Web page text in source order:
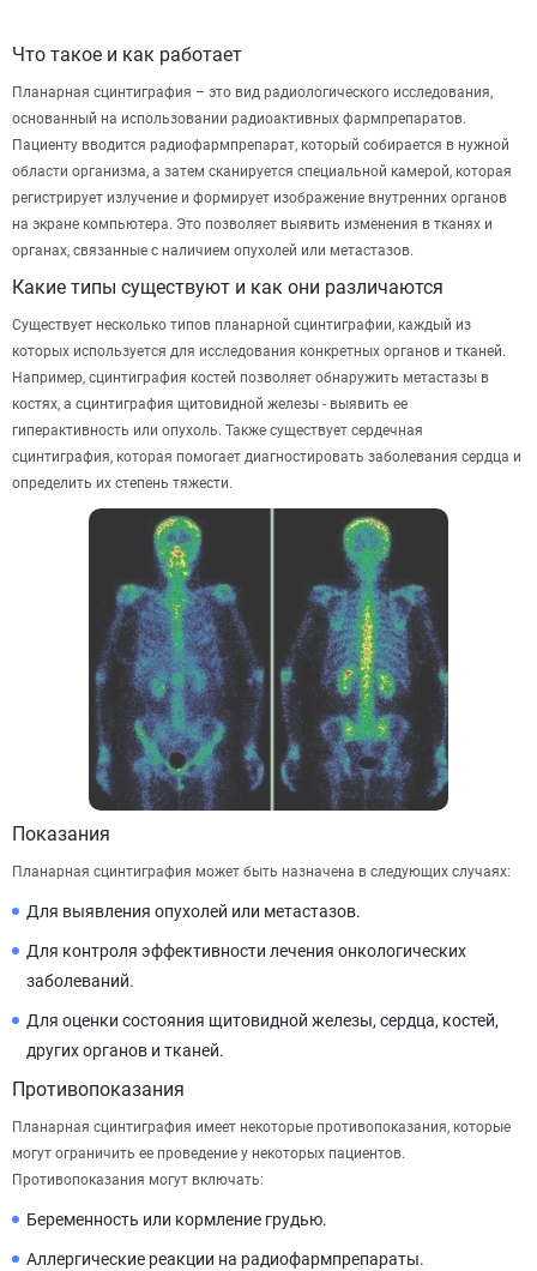
Что такое и как работает
Планарная сцинтиграфия – это вид радиологического исследования,
основанный на использовании радиоактивных фармпрепаратов.
Пациенту вводится радиофармпрепарат, который собирается в нужной
области организма, а затем сканируется специальной камерой, которая
регистрирует излучение и формирует изображение внутренних органов
на экране компьютера. Это позволяет выявить изменения в тканях и
органах, связанные с наличием опухолей или метастазов.
Какие типы существуют и как они различаются
Существует несколько типов планарной сцинтиграфии, каждый из
которых используется для исследования конкретных органов и тканей.
Например, сцинтиграфия костей позволяет обнаружить метастазы в
костях, а сцинтиграфия щитовидной железы - выявить ее
гиперактивность или опухоль. Также существует сердечная
сцинтиграфия, которая помогает диагностировать заболевания сердца и
определить их степень тяжести.
Показания
Планарная сцинтиграфия может быть назначена в следующих случаях:
Для выявления опухолей или метастазов.
Для контроля эффективности лечения онкологических
заболеваний.
Для оценки состояния щитовидной железы, сердца, костей,
других органов и тканей.
Противопоказания
Планарная сцинтиграфия имеет некоторые противопоказания, которые
могут ограничить ее проведение у некоторых пациентов.
Противопоказания могут включать:
Беременность или кормление грудью.
Аллергические реакции на радиофармпрепараты.